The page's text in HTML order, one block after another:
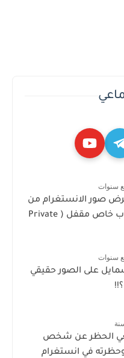
سنوات
صور الانستغرام من
اي حساب خاص مقفل ( Private
سنوات
على الصور حقيقي
الحظر عن شخص
في انستغرام